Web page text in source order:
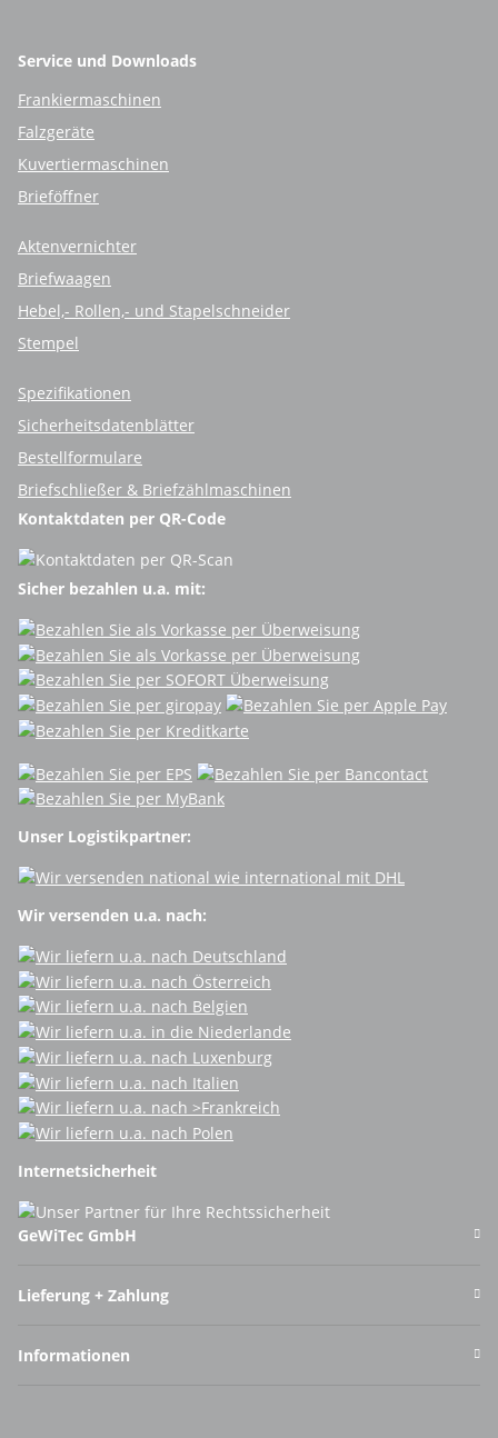
Service und Downloads
Frankiermaschinen
Falzgeräte
Kuvertiermaschinen
Brieföffner
Aktenvernichter
Briefwaagen
Hebel,- Rollen,- und Stapelschneider
Stempel
Spezifikationen
Sicherheitsdatenblätter
Bestellformulare
Briefschließer & Briefzählmaschinen
Kontaktdaten per QR-Code
Sicher bezahlen u.a. mit:
Unser Logistikpartner:
Wir versenden u.a. nach:
Internetsicherheit
GeWiTec GmbH
Lieferung + Zahlung
Informationen